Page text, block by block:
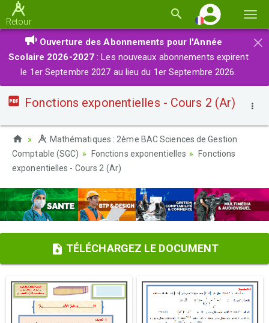
la
Retour
×
Ouverture des Abonnements pour l'Année
Scolaire 2026-2027 : Les nouveaux abonnements expirent
le 1er Septembre 2027 au lieu du 1er Septembre 2026.
Fonctions exponentielles - Cours 2 (Ar)
Mathématiques : 2ème BAC Sciences de Gestion
Comptable (SGC)
Fonctions exponentielles
Fonctions
exponentielles - Cours 2 (Ar)
TÉLÉCHARGEZ LE DOCUMENT